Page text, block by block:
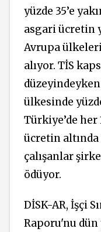
yüzde 35’e
asgari ücretin
Avrupa
alıyor. TİS
ülkesinde
Türkiye’de her
ücretin altında
çalışanlar
ödüyor.
DİSK-AR, İşçi
Raporu'nu dün